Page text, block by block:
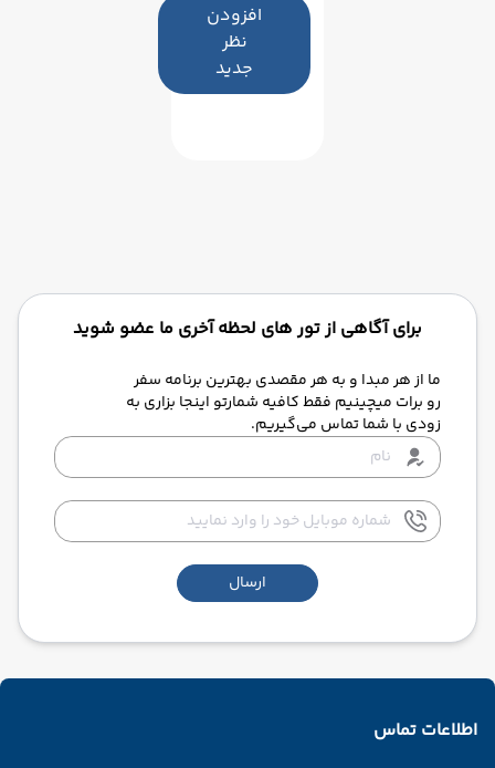
افزودن
نظر
جدید
برای آگاهی از تور های لحظه آخری ما عضو شوید
ما از هر مبدا و به هر مقصدی بهترین برنامه سفر
رو برات میچینیم فقط کافیه شمارتو اینجا بزاری به
زودی با شما تماس می‌گیریم.
ارسال
اطلاعات تماس